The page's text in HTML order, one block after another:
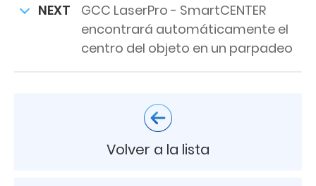
NEXT
GCC LaserPro - SmartCENTER
encontrará automáticamente el
centro del objeto en un parpadeo
Volver a la lista